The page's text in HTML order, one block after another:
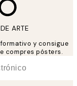
ARTE
y consigue
compres pósters.